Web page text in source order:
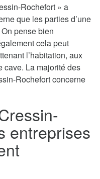
Rochefort » a
que les parties d’une
pense bien
cela peut
l’habitation, aux
cave. La majorité des
Rochefort concerne
entreprises